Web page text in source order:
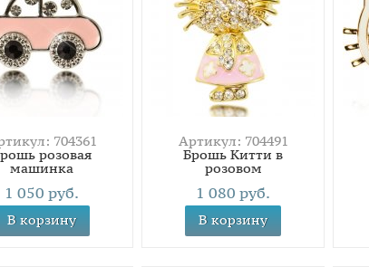
704361
розовая
машинка
1 050 руб.
В корзину
Артикул: 704491
Брошь Китти в
розовом
1 080 руб.
В корзину